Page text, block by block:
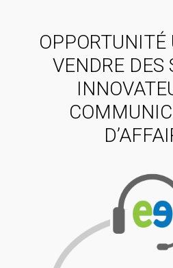
OPPORTUNITÉ
VENDRE DES